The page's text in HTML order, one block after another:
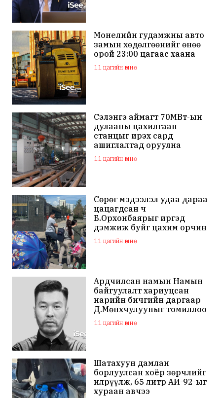
Монелийн гудамжны авто
замын хөдөлгөөнийг өнөө
орой 23:00 цагаас хаана
11 цагийн өмнө
Сэлэнгэ аймагт 70МВт-ын
дулааны цахилгаан
станцыг ирэх сард
ашиглалтад оруулна
11 цагийн өмнө
Сөрөг мэдээлэл удаа дараа
цацагдсан ч
Б.Орхонбаярыг иргэд
дэмжиж буйг цахим орчин
дахь сэтгэгдэл харууллаа
11 цагийн өмнө
Ардчилсан намын Намын
байгуулалт хариуцсан
нарийн бичгийн даргаар
Д.Мөнхчулууныг томиллоо
11 цагийн өмнө
Шатахуун дамлан
борлуулсан хоёр зөрчлийг
илрүүлж, 65 литр АИ-92-ыг
хураан авчээ